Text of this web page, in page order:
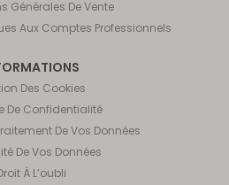
Générales De Vente
Aux Comptes Professionnels
Des Cookies
De Confidentialité
De Vos Données
De Vos Données
À L’oubli